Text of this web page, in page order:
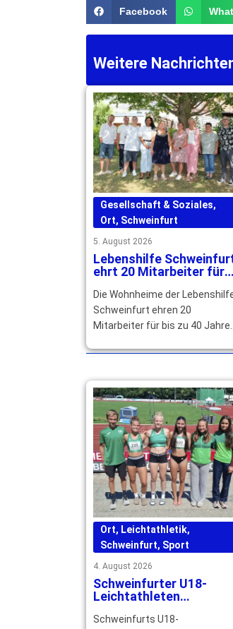
Facebook
Weitere
Gesellschaft & Soziales,
Ort, Schweinfurt
5. August 2026
Lebenshilfe
ehrt 20 Mitarbeiter für
Die Wohnheime der
Schweinfurt ehren 20
Mitarbeiter für bis zu 40 Jahre
würdigen ihr langjähriges
Ort, Leichtathletik,
Schweinfurt, Sport
4. August 2026
Schweinfurter U18-
Leichtathleten
Bestzeiten und starken
Schweinfurts U18-